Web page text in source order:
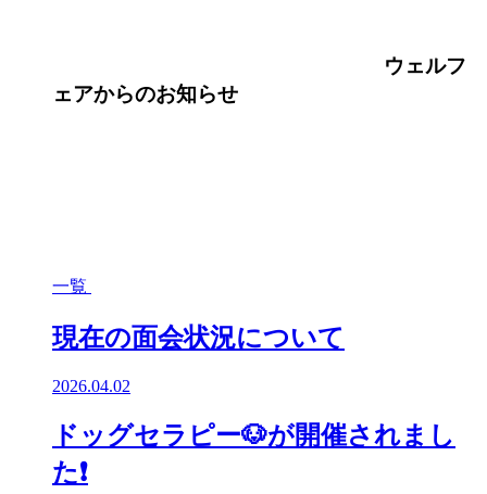
ウェルフ
ェアからのお知らせ
一覧
現在の面会状況について
2026.04.02
ドッグセラピー🐶が開催されまし
た❗